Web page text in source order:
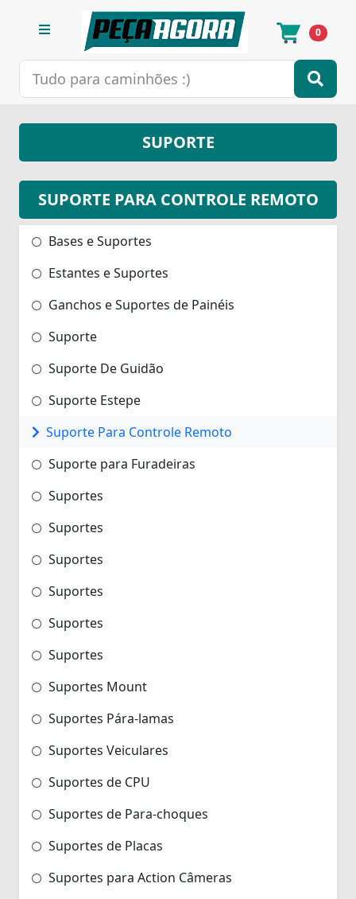
0
SUPORTE
SUPORTE PARA CONTROLE REMOTO
Bases e Suportes
Estantes e Suportes
Ganchos e Suportes de Painéis
Suporte
Suporte De Guidão
Suporte Estepe
Suporte Para Controle Remoto
Suporte para Furadeiras
Suportes
Suportes
Suportes
Suportes
Suportes
Suportes
Suportes Mount
Suportes Pára-lamas
Suportes Veiculares
Suportes de CPU
Suportes de Para-choques
Suportes de Placas
Suportes para Action Câmeras